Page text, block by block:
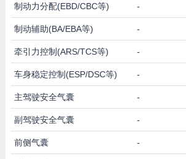
制动力分配(EBD/CBC等) -
制动辅助(BA/EBA等) -
牵引力控制(ARS/TCS等) -
车身稳定控制(ESP/DSC等) -
主驾驶安全气囊 -
副驾驶安全气囊 -
前侧气囊 -